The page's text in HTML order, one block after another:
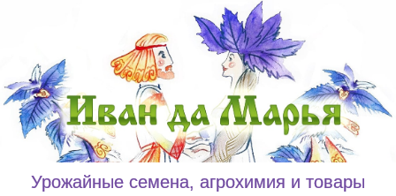
Урожайные семена, агрохимия и товары